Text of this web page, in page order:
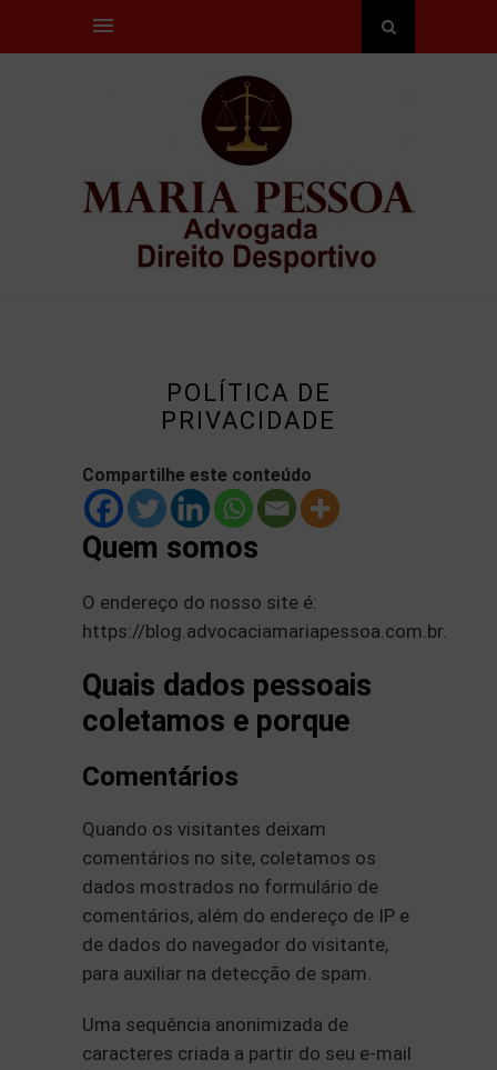
POLÍTICA DE
PRIVACIDADE
Compartilhe este conteúdo
Quem somos
O endereço do nosso site é:
https://blog.advocaciamariapessoa.com.br.
Quais dados pessoais
coletamos e porque
Comentários
Quando os visitantes deixam
comentários no site, coletamos os
dados mostrados no formulário de
comentários, além do endereço de IP e
de dados do navegador do visitante,
para auxiliar na detecção de spam.
Uma sequência anonimizada de
caracteres criada a partir do seu e-mail